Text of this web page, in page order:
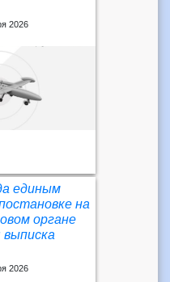
2026
единым
на
органе
выписка
2026